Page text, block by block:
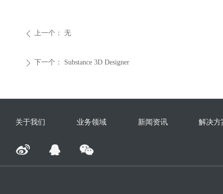
ꄴ 上一个： 无
ꄲ 下一个： Substance 3D Designer
关于我们 业务领域 新闻资讯 解决方